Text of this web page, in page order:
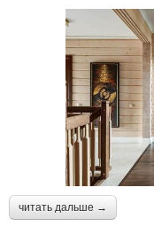
читать дальше →